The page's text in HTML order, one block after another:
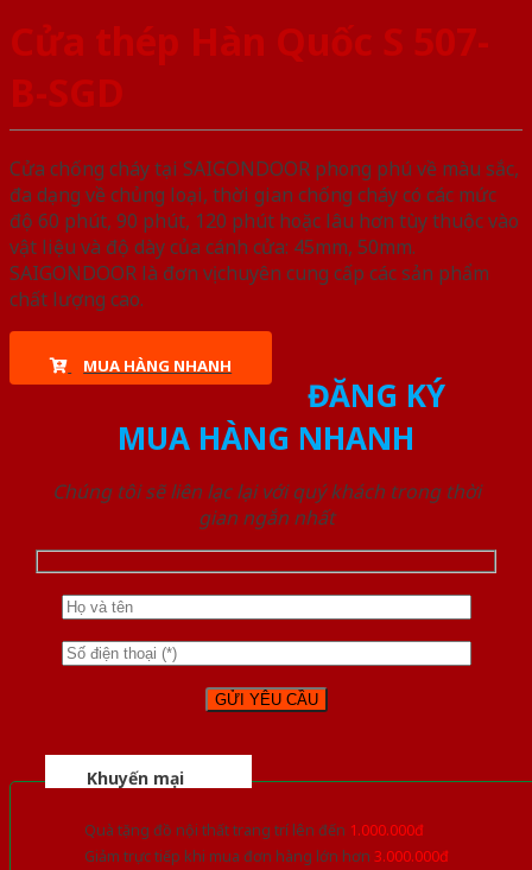
Cửa thép Hàn Quốc S 507-
B-SGD
Cửa chống cháy tại SAIGONDOOR phong phú về màu sắc,
đa dạng về chủng loại, thời gian chống cháy có các mức
độ 60 phút, 90 phút, 120 phút hoặc lâu hơn tùy thuộc vào
vật liệu và độ dày của cánh cửa: 45mm, 50mm.
SAIGONDOOR là đơn vị chuyên cung cấp các sản phẩm
chất lượng cao.
MUA HÀNG NHANH
ĐĂNG KÝ
MUA HÀNG NHANH
Chúng tôi sẽ liên lạc lại với quý khách trong thời
gian ngắn nhất
Khuyến mại
Quà tặng đồ nội thất trang trí lên đến 1.000.000đ
Giảm trực tiếp khi mua đơn hàng lớn hơn 3.000.000đ